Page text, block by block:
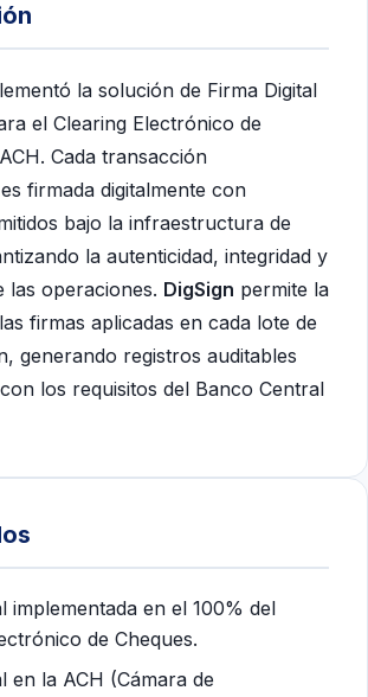
la solución de Firma Digital
el Clearing Electrónico de
Cada transacción
firmada digitalmente con
bajo la infraestructura de
la autenticidad, integridad y
las operaciones. DigSign permite la
firmas aplicadas en cada lote de
generando registros auditables
los requisitos del Banco Central
implementada en el 100% del
de Cheques.
en la ACH (Cámara de